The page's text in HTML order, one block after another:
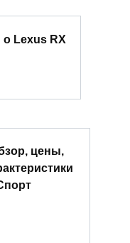
о Lexus RX
цены,